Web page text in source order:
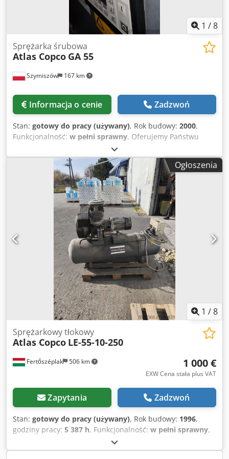
całkowitym wyłączeniem rękojmi, gwarancji oraz
odpowiedzialności za wady fizyczne. Stan i oględziny:
zakup na zasadzie „tak jak stoi i została przetestowana”.
wcześniejszym uzgodnieniu w Weissenbach 153, 8967
Haus im Ennstal.
1 /8
Szymiszów 167 km
Sprężarka śrubowa
Atlas Copco GA 55
Informacja o cenie Zadzwoń
Stan: gotowy do pracy (używany), Rok budowy: 2000,
Funkcjonalność: w pełni sprawny, Oferujemy Państwu
Kompresory firmy Atlas Copco TYP GA 55 Ciśnienie 10 bar
Silnik 55 KW Rok 2000 Chsdpfx Aaewa Iz Ajyja Kompresor
wraz z dokumentacją Mamy jeszcze inne kompresory firmy
Atlas Copco, Kaeser, Mahle
Ogłoszenia
1 /8
Fertőszéplak 506 km
Sprężarkowy tłokowy
Atlas Copco LE-55-10-250
1 000 €
EXW Cena stała plus VAT
Zapytania Zadzwoń
Stan: gotowy do pracy (używany), Rok budowy: 1996,
godziny pracy: 5 387 h, Funkcjonalność: w pełni sprawny,
, całkowita długość:
Maszyna była urządzeniem rezerwowym przeznaczonym